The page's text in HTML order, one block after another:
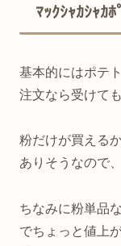
ﾏｯｸｼｬｶｼｬｶ
基本的にはポテ
注文なら受けて
粉だけが買える
ありそうなので
ちなみに粉単品
でちょっと値上